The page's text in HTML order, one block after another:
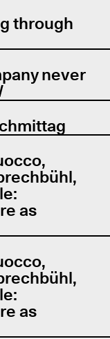
through
never
as
as